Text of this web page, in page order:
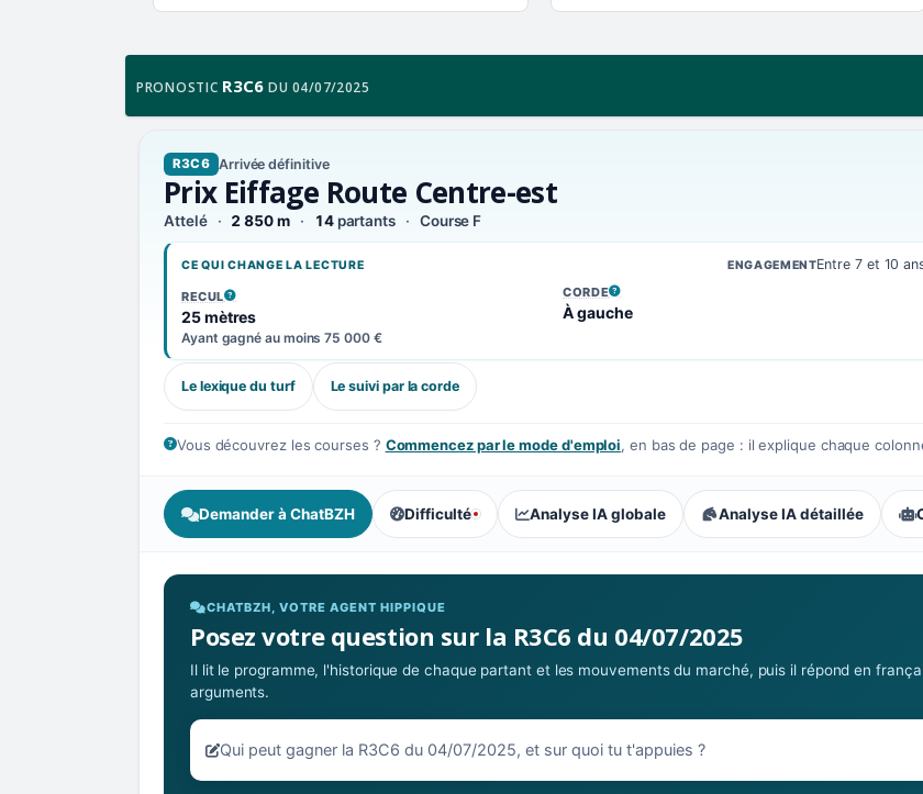
PRONOSTIC R3C6 DU 04/07/2025
R3C6 Arrivée définitive
Prix Eiffage Route Centre-est
Attelé 2 850 m 14partants Course F
CE QUI CHANGE LA LECTURE ENGAGEMENTEntre 7 et 10
RECUL
, VOIR LA DÉFINITION
25 mètres
Ayant gagné au moins 75 000 €
CORDE
, VOIR LA DÉFINITION
À gauche
Le lexique du turf Le suivi par la corde
Vous découvrez les courses ? Commencez par le mode d'emploi, en bas de page : il explique chaque
Demander à ChatBZH Difficulté
, tendance des parieurs : Extrême
Analyse IA globale Analyse IA détaillée
CHATBZH, VOTRE AGENT HIPPIQUE
Posez votre question sur la R3C6 du 04/07/2025
Il lit le programme, l'historique de chaque partant et les mouvements du marché, puis il répond en
arguments.
Votre question sur la R3C6 du 04/07/2025